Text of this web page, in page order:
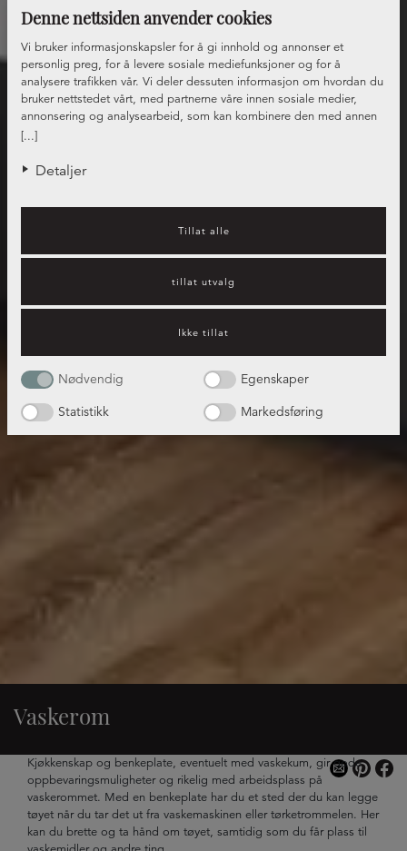
Denne nettsiden anvender cookies
[...]
Vi bruker informasjonskapsler for å gi innhold og annonser et
personlig preg, for å levere sosiale mediefunksjoner og for å
analysere trafikken vår. Vi deler dessuten informasjon om hvordan du
bruker nettstedet vårt, med partnerne våre innen sosiale medier,
annonsering og analysearbeid, som kan kombinere den med annen
informasjon du har gjort tilgjengelig for dem, eller som de har samlet
Detaljer
Tillat alle
tillat utvalg
Ikke tillat
Nødvendig
Egenskaper
Statistikk
Markedsføring
Vaskerom
Kjøkkenskap og benkeplate, eventuelt med vaskekum, gir gode
oppbevaringsmuligheter og rikelig med arbeidsplass på
vaskerommet. Med en benkeplate har du et sted der du kan legge
tøyet når du tar det ut fra vaskemaskinen eller tørketrommelen. Her
kan du brette og ta hånd om tøyet, samtidig som du får plass til